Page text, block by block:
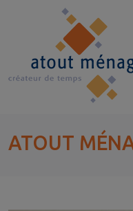
ATOUT